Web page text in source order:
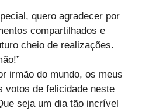
quero agradecer por
compartilhados e
cheio de realizações.
irmão do mundo, os meus
votos de felicidade neste
seja um dia tão incrível